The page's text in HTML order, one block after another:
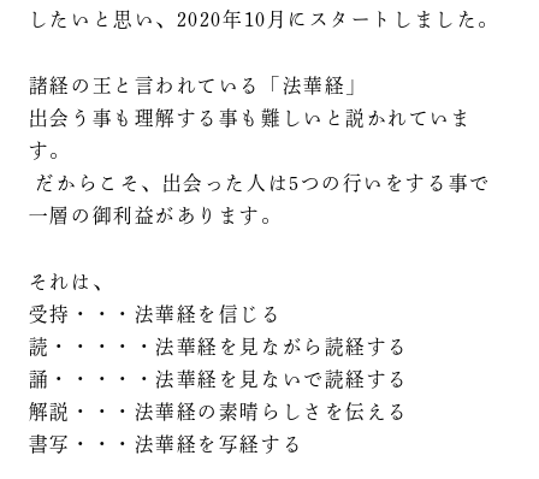
したいと思い、2020年10月にスタートしました。
諸経の王と言われている「法華経」
出会う事も理解する事も難しいと説かれていま
す。
だからこそ、出会った人は5つの行いをする事で
一層の御利益があります。
それは、
受持・・・法華経を信じる
読・・・・・法華経を見ながら読経する
誦・・・・・法華経を見ないで読経する
解説・・・法華経の素晴らしさを伝える
書写・・・法華経を写経する